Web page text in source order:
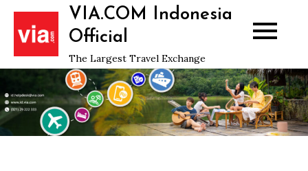
Skip
content
VIA.COM Indonesia
Official
The Largest Travel Exchange